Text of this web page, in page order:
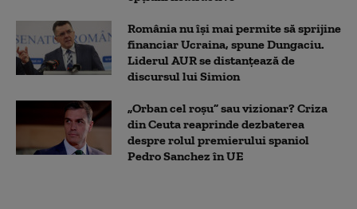
România nu își mai permite să sprijine
financiar Ucraina, spune Dungaciu.
Liderul AUR se distanțează de
discursul lui Simion
„Orban cel roșu” sau vizionar? Criza
din Ceuta reaprinde dezbaterea
despre rolul premierului spaniol
Pedro Sanchez în UE